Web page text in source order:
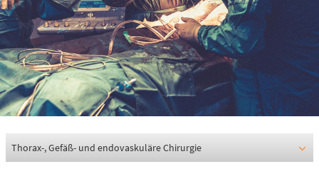
Notfall
Rettungsdienst
112
Giftnotruf
0361 730730
116117
Thorax-, Gefäß- und endovaskuläre Chirurgie